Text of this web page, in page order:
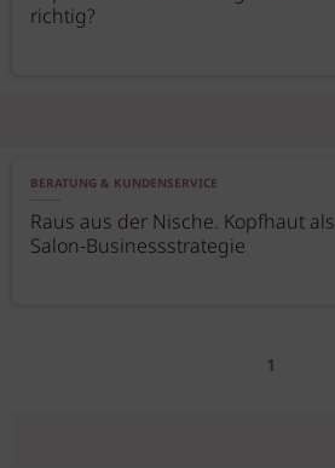
richtig?
BERATUNG & KUNDENSERVICE
Raus aus der Nische. Kopfhaut als
Salon-Businessstrategie
1